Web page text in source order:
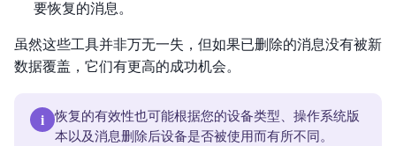
要恢复的消息。
虽然这些工具并非万无一失，但如果已删除的消息没有被新
数据覆盖，它们有更高的成功机会。
i
恢复的有效性也可能根据您的设备类型、操作系统版
本以及消息删除后设备是否被使用而有所不同。